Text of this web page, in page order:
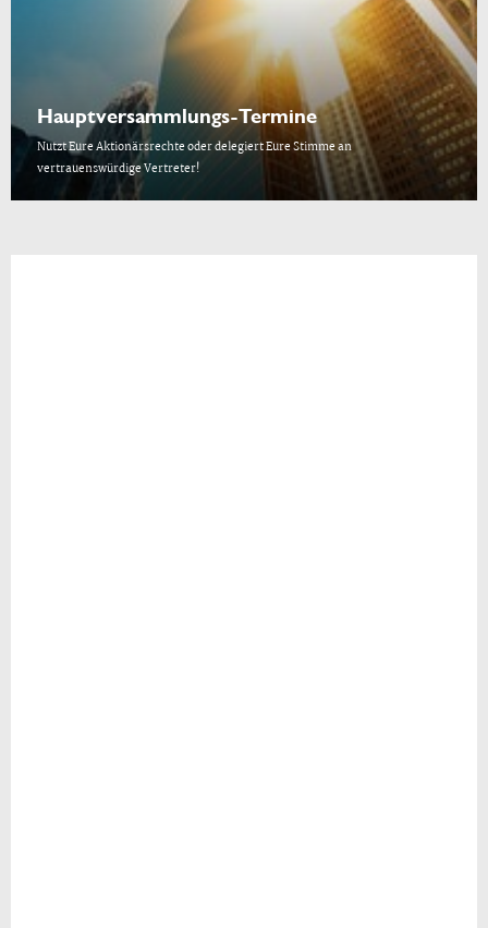
Hauptversammlungs-Termine
Nutzt Eure Aktionärsrechte oder delegiert Eure Stimme an
vertrauenswürdige Vertreter!